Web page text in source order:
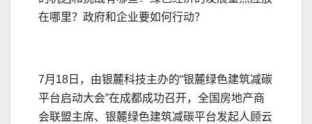
在哪里？政府和企业要如何行动？
7月18日，由银麓科技主办的“银麓绿色建筑减碳
平台启动大会”在成都成功召开，全国房地产商
会联盟主席、银麓绿色建筑减碳平台发起人顾云